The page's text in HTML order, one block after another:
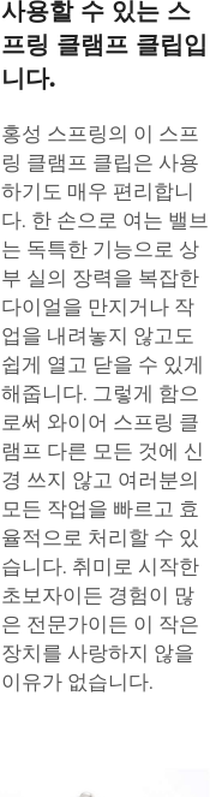
사용할 수 있는 스
프링 클램프 클립입
니다.
홍성 스프링의 이 스프
링 클램프 클립은 사용
하기도 매우 편리합니
다. 한 손으로 여는 밸브
는 독특한 기능으로 상
부 실의 장력을 복잡한
다이얼을 만지거나 작
업을 내려놓지 않고도
쉽게 열고 닫을 수 있게
해줍니다. 그렇게 함으
로써 와이어 스프링 클
램프 다른 모든 것에 신
경 쓰지 않고 여러분의
모든 작업을 빠르고 효
율적으로 처리할 수 있
습니다. 취미로 시작한
초보자이든 경험이 많
은 전문가이든 이 작은
장치를 사랑하지 않을
이유가 없습니다.